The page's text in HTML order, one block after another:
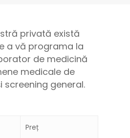
privată există
a vă programa la
de medicină
medicale de
screening general.
Preț